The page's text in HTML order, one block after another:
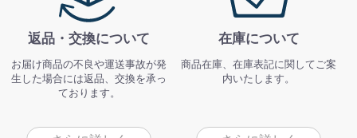
返品・交換について
お届け商品の不良や運送事故が発
生した場合には返品、交換を承っ
ております。
在庫について
商品在庫、在庫表記に関してご案
内いたします。